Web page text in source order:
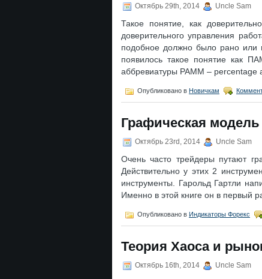
Октябрь 29th, 2014 Uncle Sam
Такое понятие, как
доверительного управления
подобное должно было рано или
появилось такое понятие как
аббревиатуры РАММ – percentage
Опубликовано в Новичкам
Графическая
Октябрь 23rd, 2014 Uncle Sam
Очень часто трейдеры путают
Действительно у этих 2
инструменты. Гарольд Гартли
Именно в этой книге он в первый
Опубликовано в Индикаторы Форекс
Теория Хаоса и
Октябрь 16th, 2014 Uncle Sam